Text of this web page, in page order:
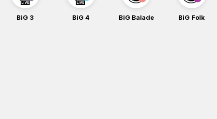
BiG 3 BiG 4 BiG Balade BiG Folk